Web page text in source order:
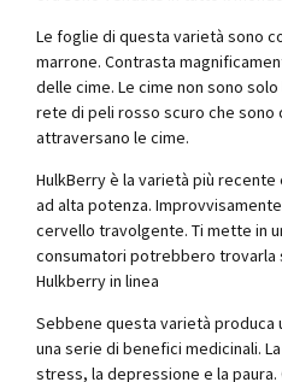
Le foglie di questa varietà sono
marrone. Contrasta
delle cime. Le cime non sono
rete di peli rosso scuro che sono
attraversano le cime.
HulkBerry è la varietà più
ad alta potenza.
cervello travolgente. Ti mette in
consumatori potrebbero trovarla
Hulkberry in linea
Sebbene questa varietà produca
una serie di benefici medicinali.
stress, la depressione e la